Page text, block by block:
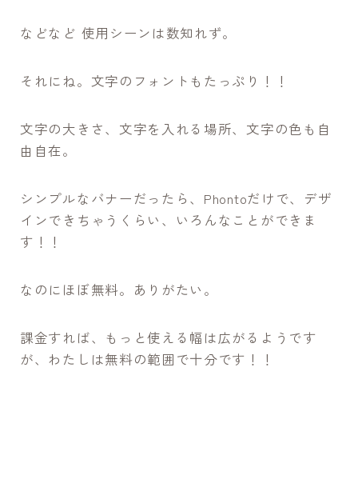
などなど 使用シーンは数知れず。
それにね。文字のフォントもたっぷり！！
文字の大きさ、文字を入れる場所、文字の色も自
由自在。
シンプルなバナーだったら、Phontoだけで、デザ
インできちゃうくらい、いろんなことができま
す！！
なのにほぼ無料。ありがたい。
課金すれば、もっと使える幅は広がるようです
が、わたしは無料の範囲で十分です！！